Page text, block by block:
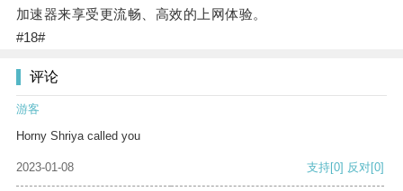
加速器来享受更流畅、高效的上网体验。
#18#
评论
游客
Horny Shriya called you
2023-01-08 支持[0] 反对[0]